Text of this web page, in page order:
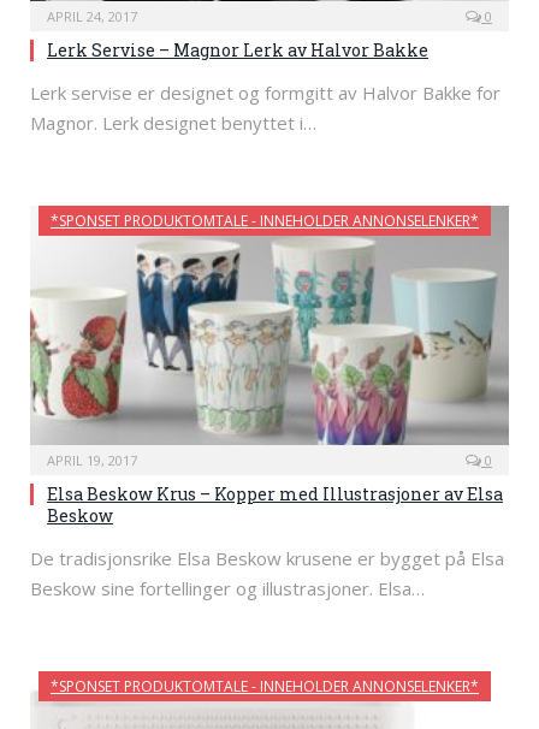
APRIL 24, 2017 0
Lerk Servise – Magnor Lerk av Halvor Bakke
Lerk servise er designet og formgitt av Halvor Bakke for
Magnor. Lerk designet benyttet i…
*SPONSET PRODUKTOMTALE - INNEHOLDER ANNONSELENKER*
APRIL 19, 2017 0
Elsa Beskow Krus – Kopper med Illustrasjoner av Elsa
Beskow
De tradisjonsrike Elsa Beskow krusene er bygget på Elsa
Beskow sine fortellinger og illustrasjoner. Elsa…
*SPONSET PRODUKTOMTALE - INNEHOLDER ANNONSELENKER*